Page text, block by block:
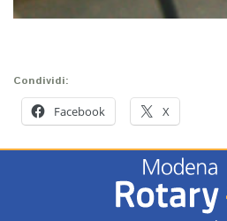
Condividi:
Facebook X